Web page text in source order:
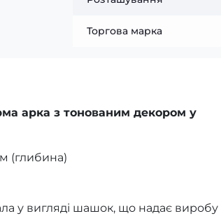
Торгова марка
арка з тонованим декором у
(глибина)
у вигляді шашок, що надає виробу